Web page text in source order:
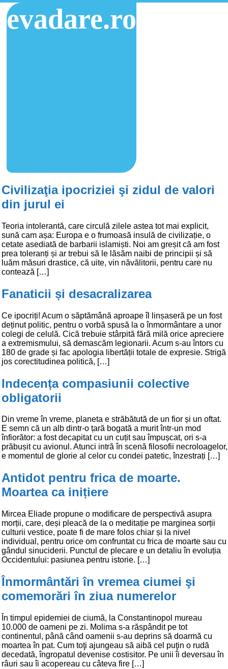
evadare.ro
Civilizaţia ipocriziei şi zidul de valori
din jurul ei
Teoria intolerantă, care circulă zilele astea tot mai explicit,
sună cam așa: Europa e o frumoasă insulă de civilizație, o
cetate asediată de barbarii islamiști. Noi am greșit că am fost
prea toleranți și ar trebui să le lăsăm naibi de principii și să
luăm măsuri drastice, că uite, vin năvălitorii, pentru care nu
contează […]
Fanaticii și desacralizarea
Ce ipocriți! Acum o săptămână aproape îl linșaseră pe un fost
deținut politic, pentru o vorbă spusă la o înmormântare a unor
colegi de celulă. Cică trebuie stârpită fără milă orice apreciere
a extremismului, să demascăm legionarii. Acum s-au întors cu
180 de grade și fac apologia libertății totale de expresie. Strigă
jos corectitudinea politică, […]
Indecența compasiunii colective
obligatorii
Din vreme în vreme, planeta e străbătută de un fior și un oftat.
E semn că un alb dintr-o țară bogată a murit într-un mod
înfiorător: a fost decapitat cu un cuțit sau împușcat, ori s-a
prăbușit cu avionul. Atunci intră în scenă filosofii necroloagelor,
e momentul de glorie al celor cu condei patetic, înzestrați […]
Antidot pentru frica de moarte.
Moartea ca inițiere
Mircea Eliade propune o modificare de perspectivă asupra
morții, care, deși pleacă de la o meditație pe marginea sorții
culturii vestice, poate fi de mare folos chiar și la nivel
individual, pentru orice om confruntat cu frica de moarte sau cu
gândul sinuciderii. Punctul de plecare e un detaliu în evoluția
Occidentului: pasiunea pentru istorie. […]
Înmormântări în vremea ciumei şi
comemorări în ziua numerelor
În timpul epidemiei de ciumă, la Constantinopol mureau
10.000 de oameni pe zi. Molima s-a răspândit pe tot
continentul, până când oamenii s-au deprins să doarmă cu
moartea în pat. Cum toţi ajungeau să aibă cel puţin o rudă
decedată, îngropatul devenise costisitor. Pe unii îi deversau în
râuri sau îi acopereau cu câteva fire […]